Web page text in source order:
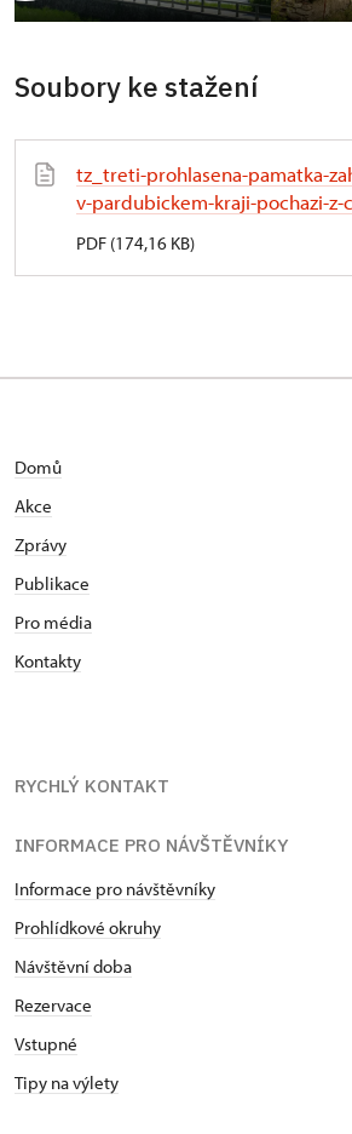
Soubory ke stažení
tz_treti-prohlasena-pamatka-
v-pardubickem-kraji-pochazi-z-
PDF (174,16 KB)
Domů
Akce
Zprávy
Publikace
Pro média
Kontakty
RYCHLÝ KONTAKT
INFORMACE PRO NÁVŠTĚVNÍKY
Informace pro návštěvníky
Prohlídkové okruhy
Návštěvní doba
Rezervace
Vstupné
Tipy na výlety